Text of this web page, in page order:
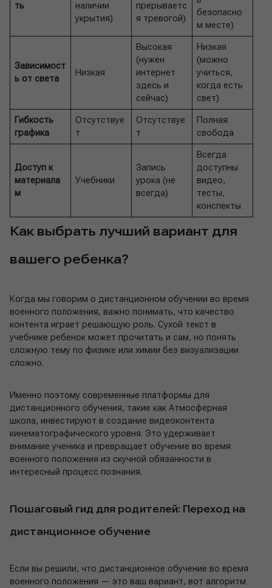
ть
наличии
укрытия)
прерываетс
я тревогой)
безопасно
м месте)
Зависимост
ь от света
Низкая
Высокая
(нужен
интернет
здесь и
сейчас)
Низкая
(можно
учиться,
когда есть
свет)
Гибкость
графика
Отсутствуе
т
Отсутствуе
т
Полная
свобода
Доступ к
материала
м
Учебники
Запись
урока (не
всегда)
Всегда
доступны
видео,
тесты,
конспекты
Как выбрать лучший вариант для
вашего ребенка?
Когда мы говорим о дистанционном обучении во время
военного положения, важно понимать, что качество
контента играет решающую роль. Сухой текст в
учебнике ребенок может прочитать и сам, но понять
сложную тему по физике или химии без визуализации
сложно.
Именно поэтому современные платформы для
дистанционного обучения, такие как Атмосферная
школа, инвестируют в создание видеоконтента
кинематографического уровня. Это удерживает
внимание ученика и превращает обучение во время
военного положения из скучной обязанности в
интересный процесс познания.
Пошаговый гид для родителей: Переход на
дистанционное обучение
Если вы решили, что дистанционное обучение во время
военного положения — это ваш вариант, вот алгоритм